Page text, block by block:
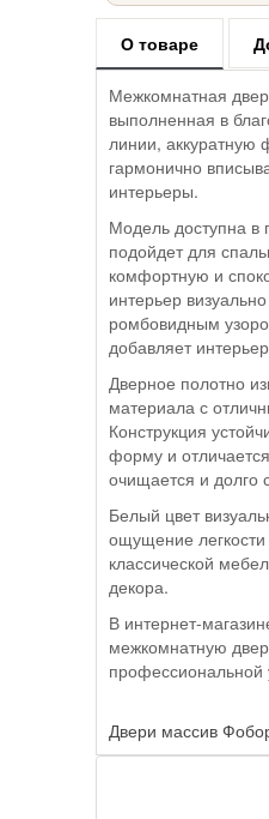
О товаре
Межкомнатная
выполненная в
линии, аккуратную
гармонично
интерьеры.
Модель доступна в
подойдет для
комфортную и
интерьер
ромбовидным
добавляет
Дверное полотно
материала с
Конструкция
форму и
очищается и долго
Белый цвет
ощущение
классической
декора.
В интернет-
межкомнатную
профессиональной
Двери массив